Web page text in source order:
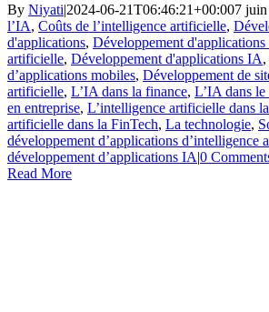
By Niyati|2024-06-21T06:46:21+00:007
l’IA, Coûts de l’intelligence artificielle,
d'applications, Développement
artificielle, Développement d'applications IA,
d’applications mobiles, Développement de
artificielle, L’IA dans la finance, L’IA dans le
en entreprise, L’intelligence artificielle dans
artificielle dans la FinTech, La technologie,
développement d’applications d’intelligence
développement d’applications IA|0
Read More